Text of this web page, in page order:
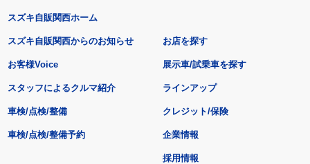
スズキ自販関西ホーム
スズキ自販関西からのお知らせ
お客様Voice
スタッフによるクルマ紹介
お店を探す
展示車/試乗車を探す
ラインアップ
車検/点検/整備 クレジット/保険
車検/点検/整備予約 企業情報
採用情報